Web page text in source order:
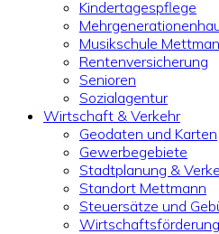
Kindertagespflege
Musikschule
Rentenversicherung
Senioren
Sozialagentur
Wirtschaft & Verkehr
Geodaten und Karten
Gewerbegebiete
Stadtplanung &
Standort Mettmann
Steuersätze und